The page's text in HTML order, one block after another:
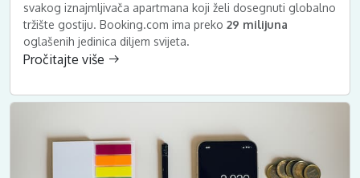
svakog iznajmljivača apartmana koji želi dosegnuti globalno
tržište gostiju. Booking.com ima preko 29 milijuna
oglašenih jedinica diljem svijeta.
Pročitajte više